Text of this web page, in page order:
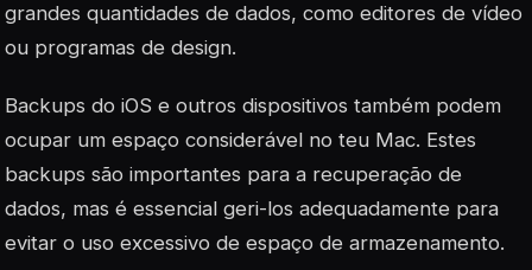
grandes quantidades de dados, como editores de vídeo
ou programas de design.
Backups do iOS e outros dispositivos também podem
ocupar um espaço considerável no teu Mac. Estes
backups são importantes para a recuperação de
dados, mas é essencial geri-los adequadamente para
evitar o uso excessivo de espaço de armazenamento.